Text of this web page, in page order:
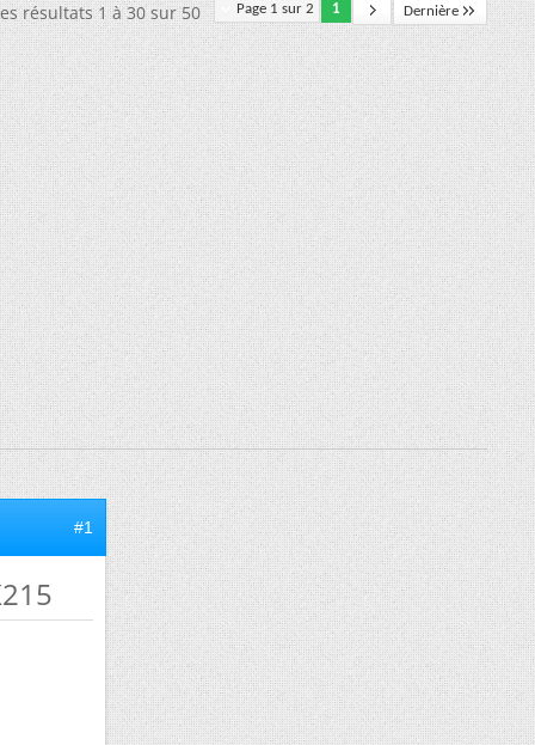
Page 1 sur 2 1 Dernière
résultats 1 à 30 sur 50
#1